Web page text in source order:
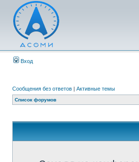
Вход
Сообщения без ответов | Активные темы
Список форумов